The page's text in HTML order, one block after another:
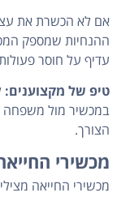
אם לא הכשרת את
ההנחיות שמספק
עדיף על חוסר
טיפ של מקצוענים:
במכשיר מול משפחה
הצורך.
מכשירי
מכשירי החייאה